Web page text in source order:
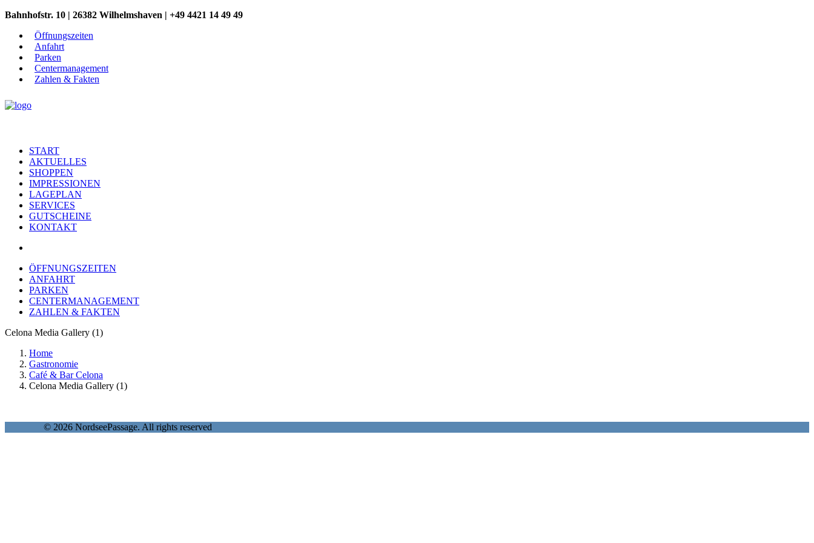
Bahnhofstr. 10 | 26382 Wilhelmshaven | +49 4421 14 49 49
Öffnungszeiten
Anfahrt
Parken
Centermanagement
Zahlen & Fakten
START
AKTUELLES
SHOPPEN
IMPRESSIONEN
LAGEPLAN
SERVICES
GUTSCHEINE
KONTAKT
ÖFFNUNGSZEITEN
ANFAHRT
PARKEN
CENTERMANAGEMENT
ZAHLEN & FAKTEN
Celona Media Gallery (1)
Home
Gastronomie
Café & Bar Celona
Celona Media Gallery (1)
© 2026 NordseePassage. All rights reserved